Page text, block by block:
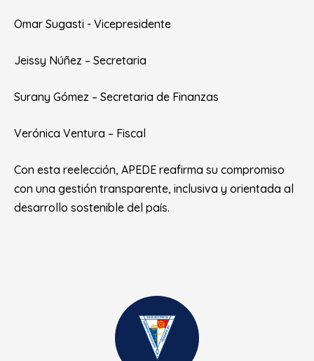
Omar Sugasti - Vicepresidente
Jeissy Núñez – Secretaria
Surany Gómez – Secretaria de Finanzas
Verónica Ventura – Fiscal
Con esta reelección, APEDE reafirma su compromiso
con una gestión transparente, inclusiva y orientada al
desarrollo sostenible del país.